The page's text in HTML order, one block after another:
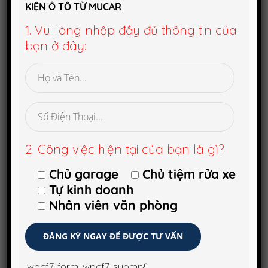
Website: phutungototphcm.vn
7.Ô Tô Xuyên Việt
Đây là địa chỉ cung cấp đa dạng các loại phụ tùng xe hơi từ
nhiều hãng nổi tiếng như: Mercedes, Toyota, Suzuki, BMW,
Isuzu, Honda,…
KIỆN Ô TÔ TỪ MUCAR
1. Vui lòng nhập đầy đủ thông tin của
bạn ở đây:
2. Công việc hiện tại của bạn là gì?
Chủ garage
Chủ tiệm rửa xe
Tự kinh doanh
Nhân viên văn phòng